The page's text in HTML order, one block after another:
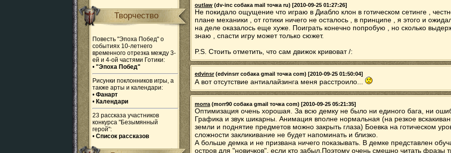
Творчество
Повесть "Эпоха Побед" о
событиях 10-летнего
временного отрезка между 3-
ей и 4-ой частями Готики:
• "Эпоха Побед"
Рисунки поклонников игры, а
также арты и календари:
• Фанарт
• Календари
23 рассказа участников
конкурса "Безымянный
герой":
• Список рассказов
outlaw (dv-inc собака mail точка ru) [2010-09-25 01:27:26]
Не покидало ощущение что играю в Диабло клон в готическом сетинге ,
плане механики , от готики ничего не осталось , в принципе , я этого и
на деле оказалось еще хуже. Поиграть конечно попробую , но сколько
знаю , спасти игру может только сюжет.
P.S. Стоить отметить, что сам движок кривоват /:
edvinsr(edvinsrr собака gmail точка com) [2010-09-25 01:50:04]
А вот отсутствие антиалайзинга меня расстроило...
morra (morr90 собака gmail точка com) [2010-09-25 05:21:35]
Оптимизация очень хорошая. За всю демку не было ни единого бага, ни
Графика и звук шикарны. Анимация вполне нормальная (на резкое
земли и поднятие предметов можно закрыть глаза) Боевка на готическом
сложности закликивание не будет напоминать и близко.
А больше демка и не призвана ничего показывать. В демке представлен
остров для "новичков", если кто забыл.Поэтому очень смешно читать фразы